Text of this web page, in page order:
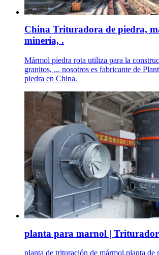
China Trituradora de piedra,
minería, .
Mármol piedra rota utiliza para la
granitos, ... nosotros es fabricante de
piedra en China.
planta para marnol |
planta de trituración de mármol,planta de